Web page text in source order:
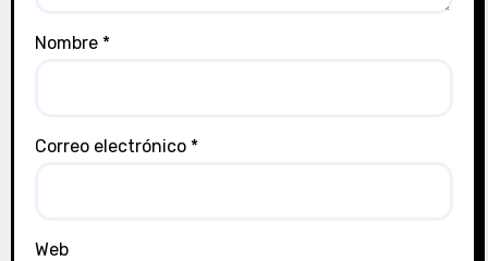
Nombre *
Correo electrónico *
Web